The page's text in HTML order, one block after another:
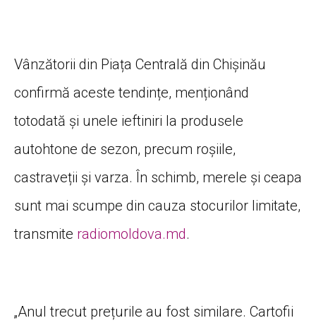
Vânzătorii din Piața Centrală din Chișinău
confirmă aceste tendințe, menționând
totodată și unele ieftiniri la produsele
autohtone de sezon, precum roșiile,
castraveții și varza. În schimb, merele și ceapa
sunt mai scumpe din cauza stocurilor limitate,
transmite radiomoldova.md.
„Anul trecut prețurile au fost similare. Cartofii